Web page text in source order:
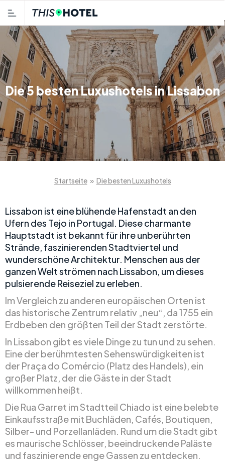
Die 5 besten Luxushotels in Lissabon
Startseite » Die besten Luxushotels
Lissabon ist eine blühende Hafenstadt an den
Ufern des Tejo in Portugal. Diese charmante
Hauptstadt ist bekannt für ihre unberührten
Strände, faszinierenden Stadtviertel und
wunderschöne Architektur. Menschen aus der
ganzen Welt strömen nach Lissabon, um dieses
pulsierende Reiseziel zu erleben.
Im Vergleich zu anderen europäischen Orten ist
das historische Zentrum relativ „neu“, da 1755 ein
Erdbeben den größten Teil der Stadt zerstörte.
In Lissabon gibt es viele Dinge zu tun und zu sehen.
Eine der berühmtesten Sehenswürdigkeiten ist
der Praça do Comércio (Platz des Handels), ein
großer Platz, der die Gäste in der Stadt
willkommen heißt.
Die Rua Garret im Stadtteil Chiado ist eine belebte
Einkaufsstraße mit Buchläden, Cafés, Boutiquen,
Silber- und Porzellanläden. Rund um die Stadt gibt
es maurische Schlösser, beeindruckende Paläste
und faszinierende enge Gassen zu entdecken.